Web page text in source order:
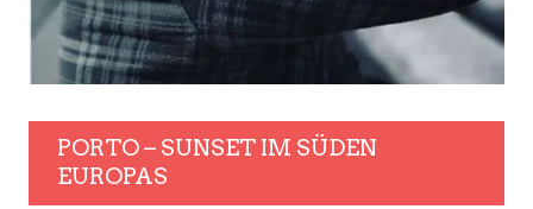
PORTO – SUNSET IM SÜDEN
EUROPAS